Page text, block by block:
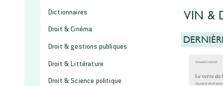
Dictionnaires
Droit & Cinéma
Droit & gestions publiques
Droit & Littérature
Droit & Science politique
VIN &